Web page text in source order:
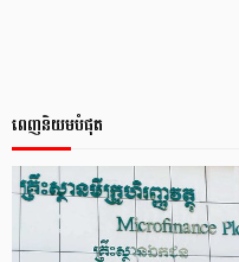
ពេញនិយមបំផុត